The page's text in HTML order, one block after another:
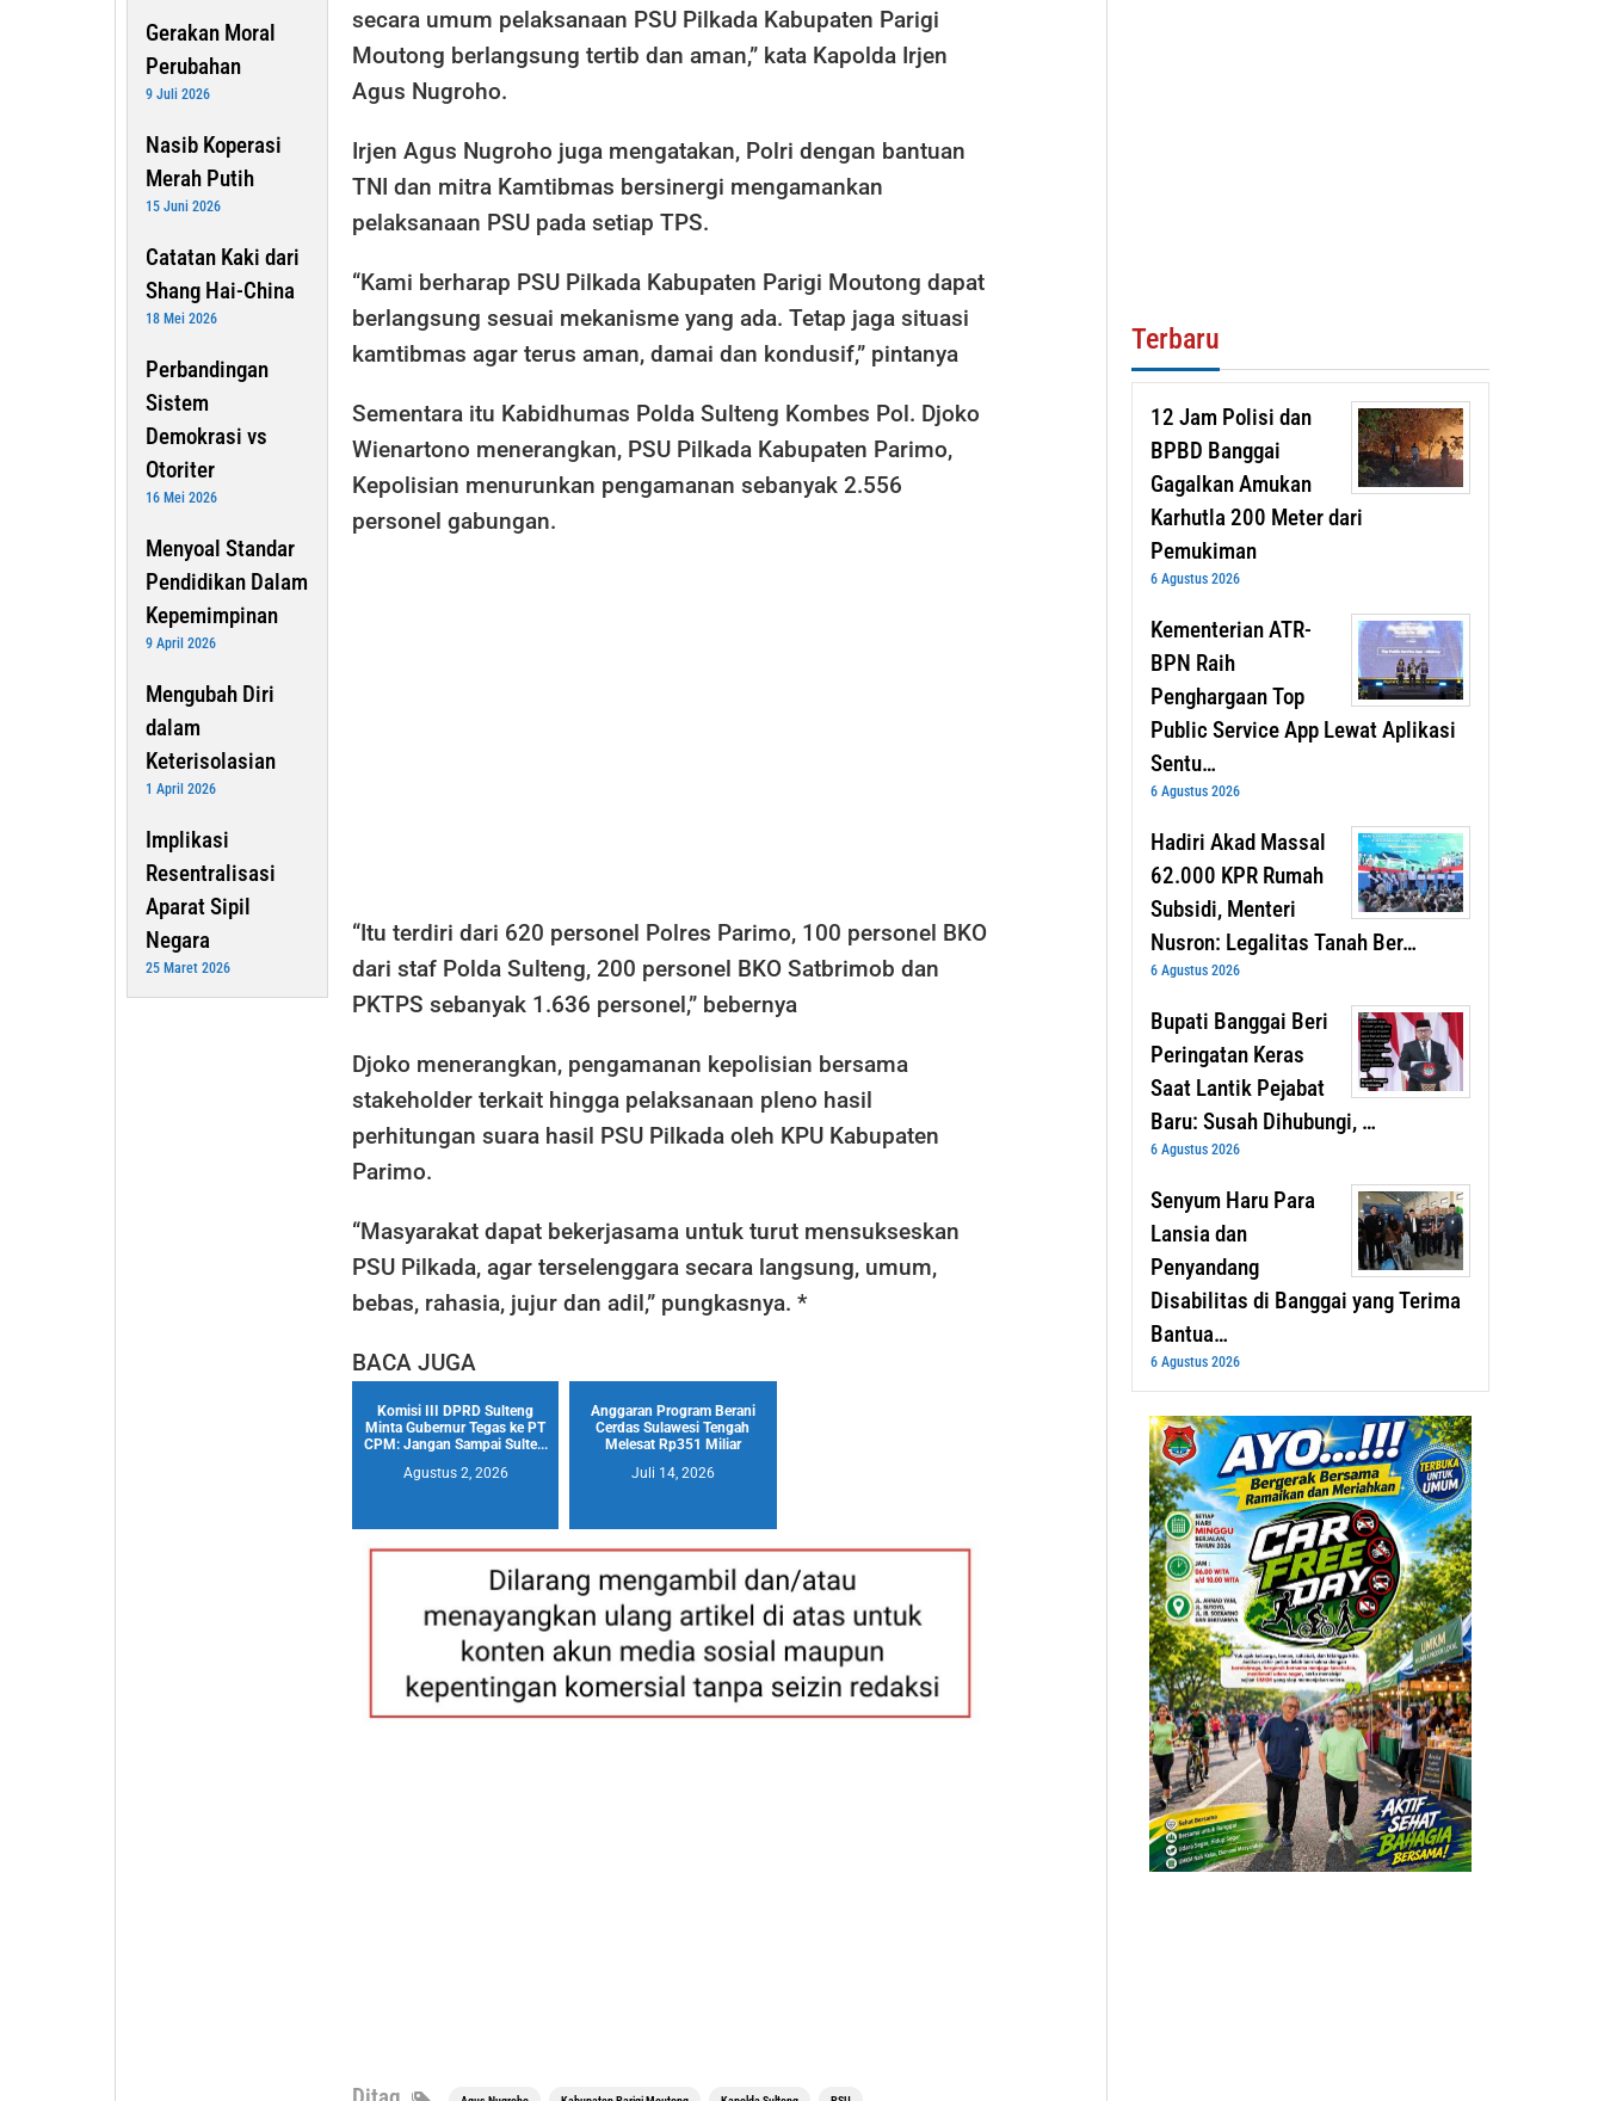
Gerakan Moral
Perubahan
9 Juli 2026
Nasib Koperasi
Merah Putih
15 Juni 2026
Catatan Kaki dari
Shang Hai-China
18 Mei 2026
Perbandingan
Sistem
Demokrasi vs
Otoriter
16 Mei 2026
Menyoal Standar
Pendidikan Dalam
Kepemimpinan
9 April 2026
Mengubah Diri
dalam
Keterisolasian
1 April 2026
Implikasi
Resentralisasi
Aparat Sipil
Negara
25 Maret 2026
secara umum pelaksanaan PSU Pilkada Kabupaten Parigi
Moutong berlangsung tertib dan aman,” kata Kapolda Irjen
Agus Nugroho.
Irjen Agus Nugroho juga mengatakan, Polri dengan bantuan
TNI dan mitra Kamtibmas bersinergi mengamankan
pelaksanaan PSU pada setiap TPS.
“Kami berharap PSU Pilkada Kabupaten Parigi Moutong dapat
berlangsung sesuai mekanisme yang ada. Tetap jaga situasi
kamtibmas agar terus aman, damai dan kondusif,” pintanya
Sementara itu Kabidhumas Polda Sulteng Kombes Pol. Djoko
Wienartono menerangkan, PSU Pilkada Kabupaten Parimo,
Kepolisian menurunkan pengamanan sebanyak 2.556
personel gabungan.
“Itu terdiri dari 620 personel Polres Parimo, 100 personel BKO
dari staf Polda Sulteng, 200 personel BKO Satbrimob dan
PKTPS sebanyak 1.636 personel,” bebernya
Djoko menerangkan, pengamanan kepolisian bersama
stakeholder terkait hingga pelaksanaan pleno hasil
perhitungan suara hasil PSU Pilkada oleh KPU Kabupaten
Parimo.
“Masyarakat dapat bekerjasama untuk turut mensukseskan
PSU Pilkada, agar terselenggara secara langsung, umum,
bebas, rahasia, jujur dan adil,” pungkasnya. *
BACA JUGA
Komisi III DPRD Sulteng
Minta Gubernur Tegas ke PT
CPM: Jangan Sampai Sulte...
Agustus 2, 2026
Anggaran Program Berani
Cerdas Sulawesi Tengah
Melesat Rp351 Miliar
Juli 14, 2026
Terbaru
12 Jam Polisi dan
BPBD Banggai
Gagalkan Amukan
Karhutla 200 Meter dari
Pemukiman
6 Agustus 2026
Kementerian ATR-
BPN Raih
Penghargaan Top
Public Service App Lewat Aplikasi
Sentu…
6 Agustus 2026
Hadiri Akad Massal
62.000 KPR Rumah
Subsidi, Menteri
Nusron: Legalitas Tanah Ber…
6 Agustus 2026
Bupati Banggai Beri
Peringatan Keras
Saat Lantik Pejabat
Baru: Susah Dihubungi, …
6 Agustus 2026
Senyum Haru Para
Lansia dan
Penyandang
Disabilitas di Banggai yang Terima
Bantua…
6 Agustus 2026